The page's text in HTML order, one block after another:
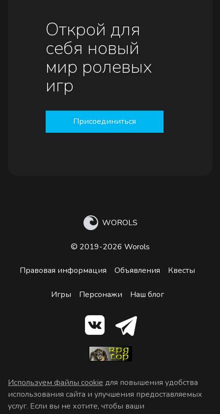
Открой для
себя новый
мир ролевых
игр
Присоединиться
WOROLS
© 2019-2026 Worols
Правовая информация Объявления Квесты
Игры Персонажи Наш блог
Используем файлы cookie для повышения удобства
использования сайта и улучшения предоставляемых
услуг. Если вы не хотите, чтобы ваши